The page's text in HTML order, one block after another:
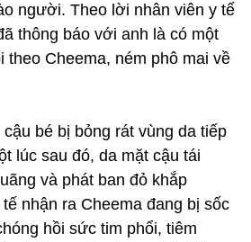
người. Theo lời nhân viên y tế
thông báo với anh là có một
theo Cheema, ném phô mai về
bé bị bỏng rát vùng da tiếp
lúc sau đó, da mặt cậu tái
và phát ban đỏ khắp
nhận ra Cheema đang bị sốc
hồi sức tim phổi, tiêm